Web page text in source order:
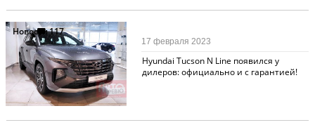
Новости117
Hyundai Tucson N Line появился у
дилеров: официально и с гарантией!
17 февраля 2023